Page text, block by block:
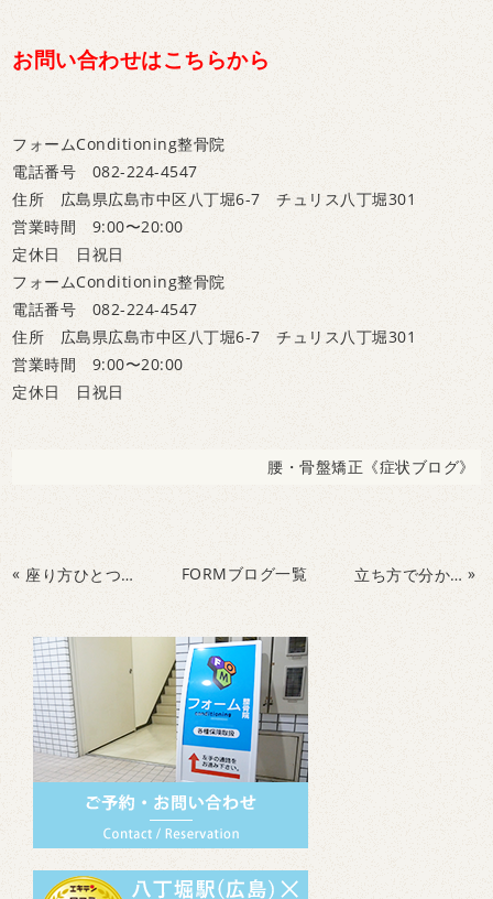
お問い合わせはこちらから
フォームConditioning整骨院
電話番号 082-224-4547
住所 広島県広島市中区八丁堀6-7 チュリス八丁堀301
営業時間 9:00〜20:00
定休日 日祝日
フォームConditioning整骨院
電話番号 082-224-4547
住所 広島県広島市中区八丁堀6-7 チュリス八丁堀301
営業時間 9:00〜20:00
定休日 日祝日
腰・骨盤矯正《症状ブログ》
« 座り方ひとつで変わる腰痛、根本から治す新習慣 FORMブログ一覧 立ち方で分かる骨盤の現状 »